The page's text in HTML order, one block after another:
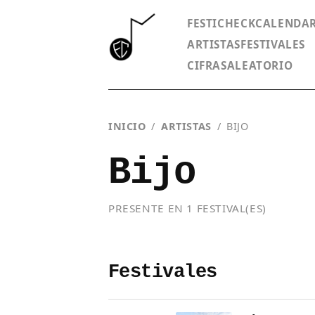
FESTICHECK
ARTISTASFESTIVALES
CIFRASALEATORIO
INICIO / ARTISTAS / BIJO
Bijo
PRESENTE EN 1 FESTIVAL(ES)
Festivales